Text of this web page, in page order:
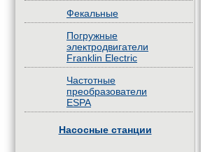
Фекальные
Погружные
электродвигатели
Franklin Electric
Частотные
преобразователи
ESPA
Насосные станции